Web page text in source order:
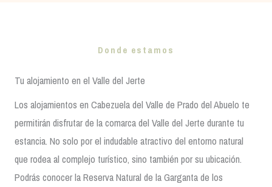
Donde estamos
Tu alojamiento en el Valle del Jerte
Los alojamientos en Cabezuela del Valle de Prado del Abuelo te
permitirán disfrutar de la comarca del Valle del Jerte durante tu
estancia. No solo por el indudable atractivo del entorno natural
que rodea al complejo turístico, sino también por su ubicación.
Podrás conocer la Reserva Natural de la Garganta de los